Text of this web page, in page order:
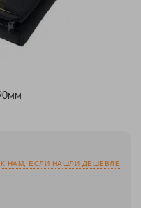
К НАМ, ЕСЛИ НАШЛИ ДЕШЕВЛЕ